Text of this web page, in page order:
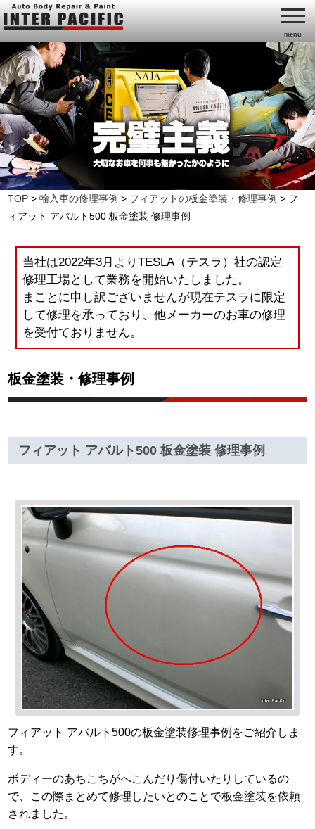
menu
TOP >輸入車の修理事例 > フィアットの板金塗装・修理事例 > フ
ィアット アバルト500 板金塗装 修理事例
当社は2022年3月よりTESLA（テスラ）社の認定
修理工場として業務を開始いたしました。
まことに申し訳ございませんが現在テスラに限定
して修理を承っており、他メーカーのお車の修理
を受付ておりません。
板金塗装・修理事例
フィアット アバルト500 板金塗装 修理事例
フィアット アバルト500の板金塗装修理事例をご紹介しま
す。
ボディーのあちこちがへこんだり傷付いたりしているの
で、この際まとめて修理したいとのことで板金塗装を依頼
されました。